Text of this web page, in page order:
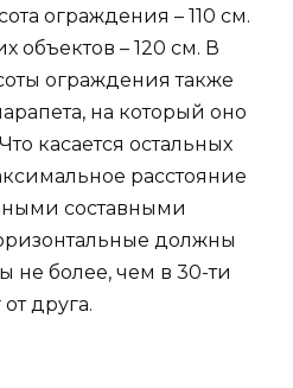
ограждения – 110 см.
объектов – 120 см. В
ограждения также
на который оно
касается остальных
расстояние
составными
должны
не более, чем в 30-ти
друга.